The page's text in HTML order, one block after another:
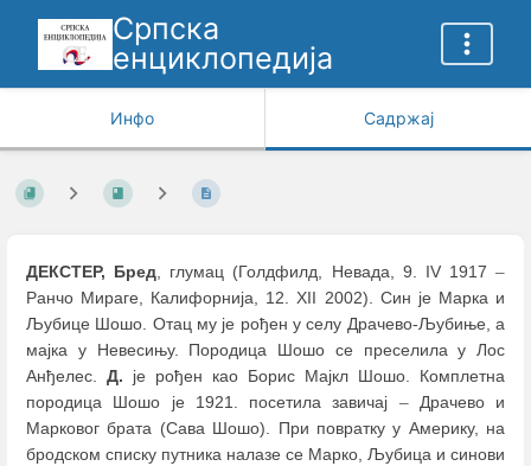
Српска
енциклопедија
Инфо Садржај
ДЕКСТЕР, Бред, глумац (Голдфилд, Невада, 9. IV 1917 –
Ранчо Мираге, Калифорнија, 12. XII 2002). Син је Марка и
Љубице Шошо. Отац му је рођен у селу Драчево-Љубиње, а
мајка у Невесињу. Породица Шошо се преселила у Лос
Анђелес. Д. је рођен као Борис Мајкл Шошо. Комплетна
породица Шошо је 1921. посетила завичај –Драчево и
Марковог брата (Сава Шошо). При повратку у Америку, на
бродском списку путника налазе се Марко, Љубица и синови